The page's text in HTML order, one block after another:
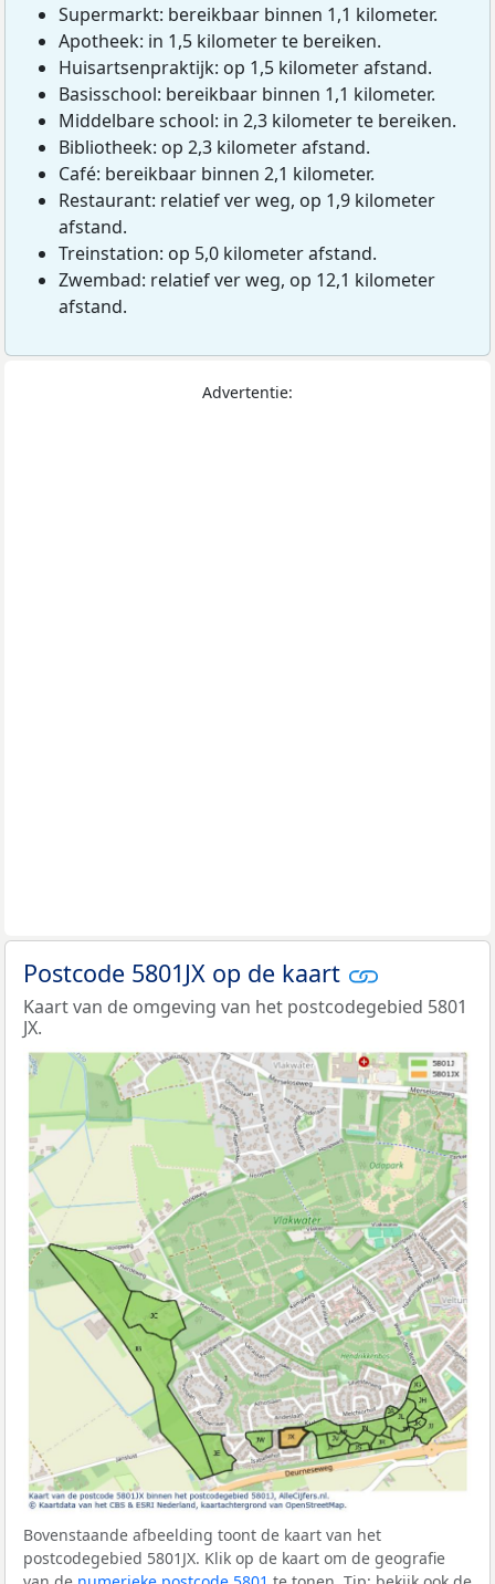
Supermarkt: bereikbaar binnen 1,1 kilometer.
Apotheek: in 1,5 kilometer te bereiken.
Huisartsenpraktijk: op 1,5 kilometer afstand.
Basisschool: bereikbaar binnen 1,1 kilometer.
Middelbare school: in 2,3 kilometer te bereiken.
Bibliotheek: op 2,3 kilometer afstand.
Café: bereikbaar binnen 2,1 kilometer.
Restaurant: relatief ver weg, op 1,9 kilometer
afstand.
Treinstation: op 5,0 kilometer afstand.
Zwembad: relatief ver weg, op 12,1 kilometer
afstand.
Advertentie:
Postcode 5801JX op de kaart
Kaart van de omgeving van het postcodegebied 5801
JX.
Bovenstaande afbeelding toont de kaart van het
postcodegebied 5801JX. Klik op de kaart om de geografie